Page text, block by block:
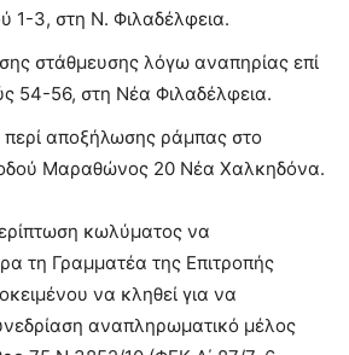
1-3, στη Ν. Φιλαδέλφεια.
στάθμευσης λόγω αναπηρίας επί
54-56, στη Νέα Φιλαδέλφεια.
αποξήλωσης ράμπας στο
οδού Μαραθώνος 20 Νέα Χαλκηδόνα.
κωλύματος να
τη Γραμματέα της Επιτροπής
να κληθεί για να
αναπληρωματικό μέλος